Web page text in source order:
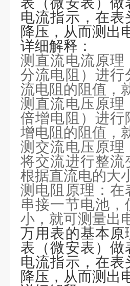
电流指示，在
降压，从而测出
详细解释：
测直流电流原
分流电阻）进
流电阻的阻值，
测直流电压原
倍增电阻）进
增电阻的阻值，
测交流电压原
将交流进行整
根据直流电的大
测电阻原理：
串接一节电池
小，就可测量出
万用表的基本
表（微安表）
电流指示，在
降压，从而测出